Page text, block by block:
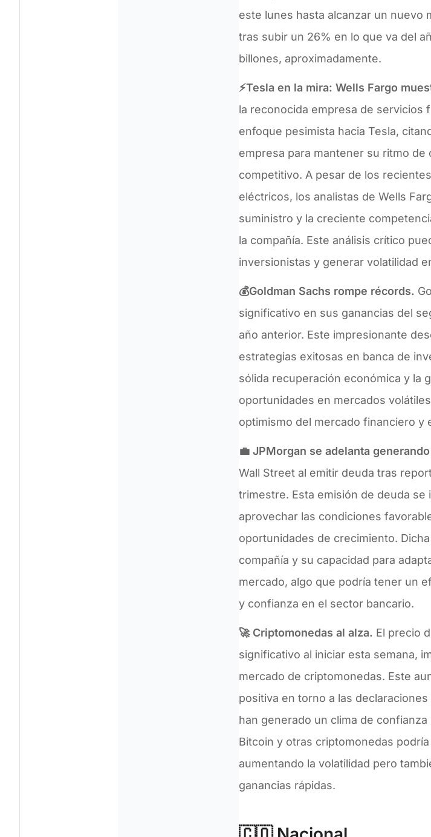
este lunes hasta alcanzar un nuevo
tras subir un 26% en lo que va del
billones, aproximadamente.
⚡Tesla en la mira: Wells Fargo
la reconocida empresa de servicios
enfoque pesimista hacia Tesla,
empresa para mantener su ritmo
competitivo. A pesar de los
eléctricos, los analistas de Wells
suministro y la creciente
la compañía. Este análisis crítico
inversionistas y generar volatilidad
💰Goldman Sachs rompe récords.
significativo en sus ganancias del
año anterior. Este impresionante
estrategias exitosas en banca de
sólida recuperación económica y la
oportunidades en mercados
optimismo del mercado financiero y
💼 JPMorgan se adelanta
Wall Street al emitir deuda tras
trimestre. Esta emisión de deuda
aprovechar las condiciones
oportunidades de crecimiento.
compañía y su capacidad para
mercado, algo que podría tener un
y confianza en el sector bancario.
🚀 Criptomonedas al alza. El precio
significativo al iniciar esta semana,
mercado de criptomonedas. Este
positiva en torno a las
han generado un clima de
Bitcoin y otras criptomonedas
aumentando la volatilidad pero
ganancias rápidas.